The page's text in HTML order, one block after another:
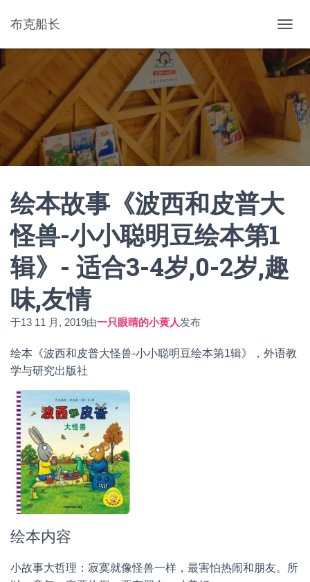
布克船长
换
航
绘本故事《波西和皮普大
怪兽-小小聪明豆绘本第1
辑》- 适合3-4岁,0-2岁,趣
味,友情
于13 11 月, 2019由一只眼睛的小黄人发布
绘本《波西和皮普大怪兽-小小聪明豆绘本第1辑》，外语教
学与研究出版社
绘本内容
小故事大哲理：寂寞就像怪兽一样，最害怕热闹和朋友。所